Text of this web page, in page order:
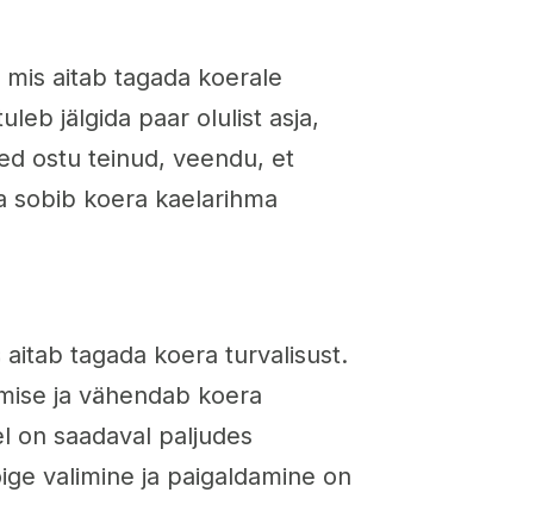
aitab tagada koerale
jälgida paar olulist asja,
ostu teinud, veendu, et
sobib koera kaelarihma
tagada koera turvalisust.
ja vähendab koera
on saadaval paljudes
valimine ja paigaldamine on